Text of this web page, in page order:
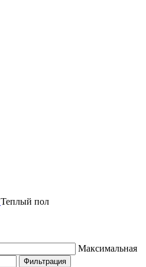
Теплый пол
Максимальная
Фильтрация